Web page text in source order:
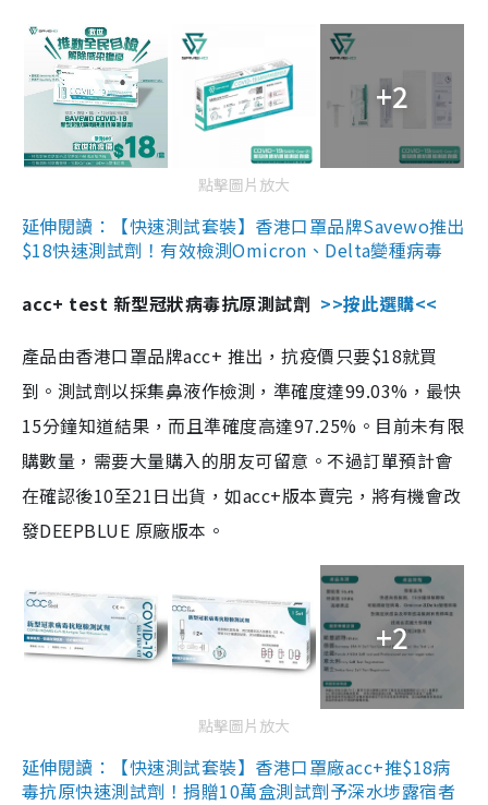
+2
點擊圖片放大
延伸閱讀：【快速測試套裝】香港口罩品牌Savewo推出
$18快速測試劑！有效檢測Omicron、Delta變種病毒
acc+ test 新型冠狀病毒抗原測試劑 >>按此選購<<
產品由香港口罩品牌acc+ 推出，抗疫價只要$18就買
到。測試劑以採集鼻液作檢測，準確度達99.03%，最快
15分鐘知道結果，而且準確度高達97.25%。目前未有限
購數量，需要大量購入的朋友可留意。不過訂單預計會
在確認後10至21日出貨，如acc+版本賣完，將有機會改
發DEEPBLUE 原廠版本。
+2
點擊圖片放大
延伸閱讀：【快速測試套裝】香港口罩廠acc+推$18病
毒抗原快速測試劑！捐贈10萬盒測試劑予深水埗露宿者